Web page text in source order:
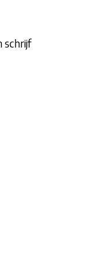
schrijf